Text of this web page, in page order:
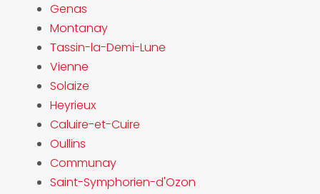
Genas
Montanay
Tassin-la-Demi-Lune
Vienne
Solaize
Heyrieux
Caluire-et-Cuire
Oullins
Communay
Saint-Symphorien-d'Ozon